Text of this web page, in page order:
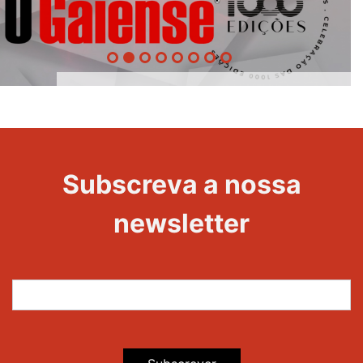
Evento
Subscreva a nossa
newsletter